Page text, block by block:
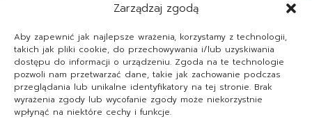
Zarządzaj zgodą
Aby zapewnić jak najlepsze wrażenia, korzystamy z technologii,
takich jak pliki cookie, do przechowywania i/lub uzyskiwania
dostępu do informacji o urządzeniu. Zgoda na te technologie
pozwoli nam przetwarzać dane, takie jak zachowanie podczas
przeglądania lub unikalne identyfikatory na tej stronie. Brak
wyrażenia zgody lub wycofanie zgody może niekorzystnie
wpłynąć na niektóre cechy i funkcje.